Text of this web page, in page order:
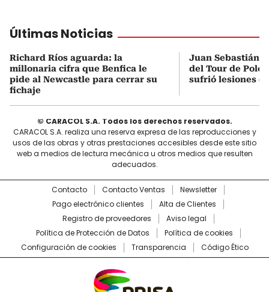
Últimas Noticias
Richard Ríos aguarda: la
millonaria cifra que Benfica le
pide al Newcastle para cerrar su
fichaje
Juan Sebastián
del Tour de
sufrió lesiones
© CARACOL S.A. Todos los derechos reservados.
CARACOL S.A. realiza una reserva expresa de las reproducciones y
usos de las obras y otras prestaciones accesibles desde este sitio
web a medios de lectura mecánica u otros medios que resulten
adecuados.
Contacto Contacto Ventas
Newsletter
Pago electrónico clientes
Alta de Clientes
Registro de proveedores
Aviso legal
Política de Protección de Datos
Política de cookies
Configuración de cookies
Transparencia Código Ético